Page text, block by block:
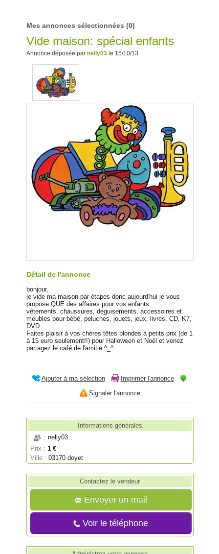
Mes annonces sélectionnées (0)
Vide maison: spécial enfants
Annonce déposée par nelly03 le 15/10/13
Détail de l'annonce
bonjour,
je vide ma maison par étapes donc aujourd'hui je vous
propose QUE des affaires pour vos enfants:
vêtements, chaussures, déguisements, accessoires et
meubles pour bébé, peluches, jouets, jeux, livres, CD, K7,
DVD...
Faites plaisir à vos chères têtes blondes à petits prix (de 1
à 15 euro seulement!!) pour Halloween et Noël et venez
partagez le café de l'amitié ^_^
Ajouter à ma sélection
Imprimer l'annonce
Signaler l'annonce
Informations générales
: nelly03
Prix : 1 €
Ville :03170 doyet
Contactez le vendeur
Envoyer un mail
Voir le téléphone